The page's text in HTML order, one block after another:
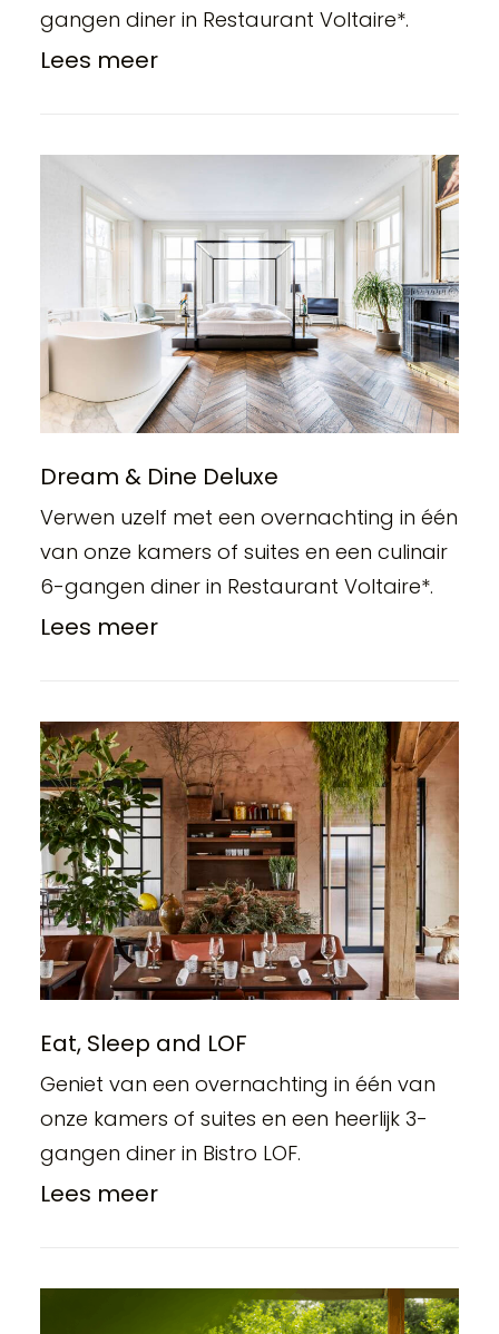
gangen diner in Restaurant Voltaire*.
Lees meer
Dream & Dine Deluxe
Verwen uzelf met een overnachting in één
van onze kamers of suites en een culinair
6-gangen diner in Restaurant Voltaire*.
Lees meer
Eat, Sleep and LOF
Geniet van een overnachting in één van
onze kamers of suites en een heerlijk 3-
gangen diner in Bistro LOF.
Lees meer